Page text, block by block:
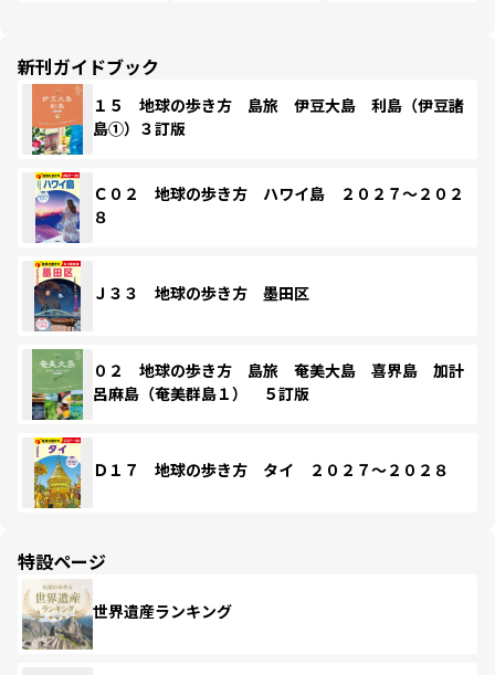
新刊ガイドブック
１５ 地球の歩き方 島旅 伊豆大島 利島（伊豆諸
島①）３訂版
Ｃ０２ 地球の歩き方 ハワイ島 ２０２７～２０２
８
Ｊ３３ 地球の歩き方 墨田区
０２ 地球の歩き方 島旅 奄美大島 喜界島 加計
呂麻島（奄美群島１） ５訂版
Ｄ１７ 地球の歩き方 タイ ２０２７～２０２８
特設ページ
世界遺産ランキング